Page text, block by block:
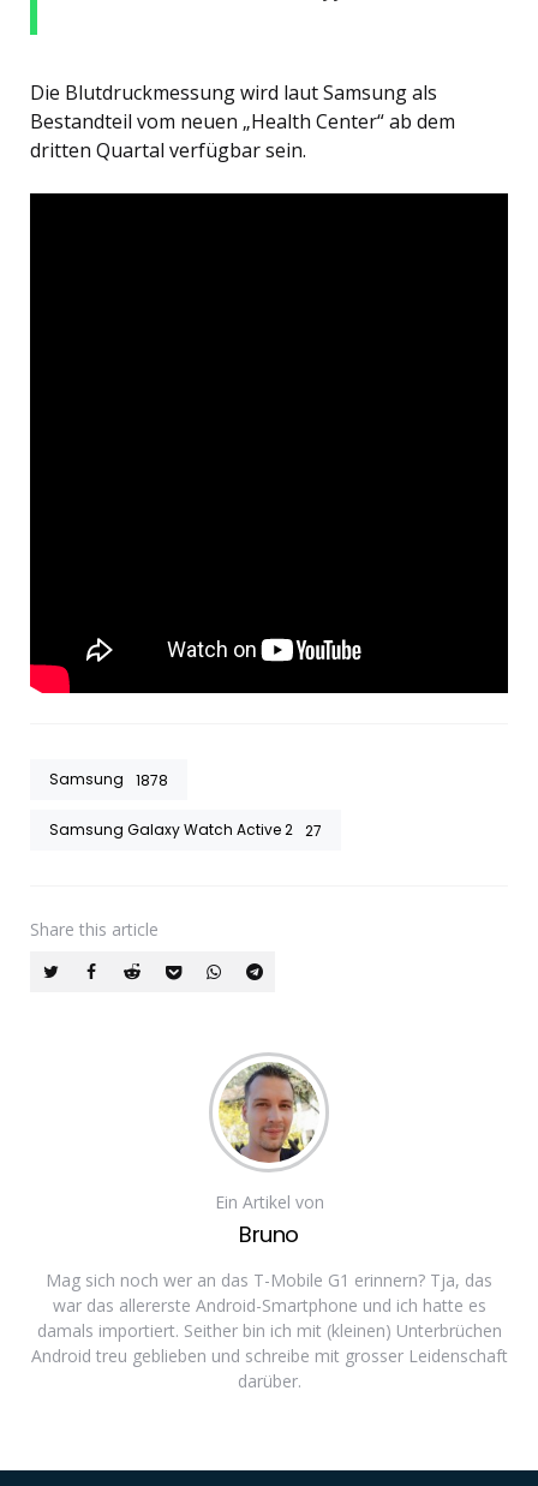
Die Blutdruckmessung wird laut Samsung als
Bestandteil vom neuen „Health Center“ ab dem
dritten Quartal verfügbar sein.
Samsung 1878
Samsung Galaxy Watch Active 2 27
Share this article
Ein Artikel von
Bruno
Mag sich noch wer an das T-Mobile G1 erinnern? Tja, das
war das allererste Android-Smartphone und ich hatte es
damals importiert. Seither bin ich mit (kleinen) Unterbrüchen
Android treu geblieben und schreibe mit grosser Leidenschaft
darüber.